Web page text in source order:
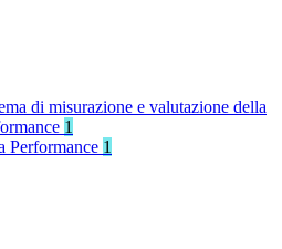
di misurazione e valutazione della
1
Performance 1